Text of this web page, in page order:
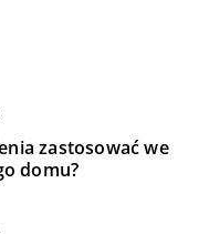
zastosować we
domu?